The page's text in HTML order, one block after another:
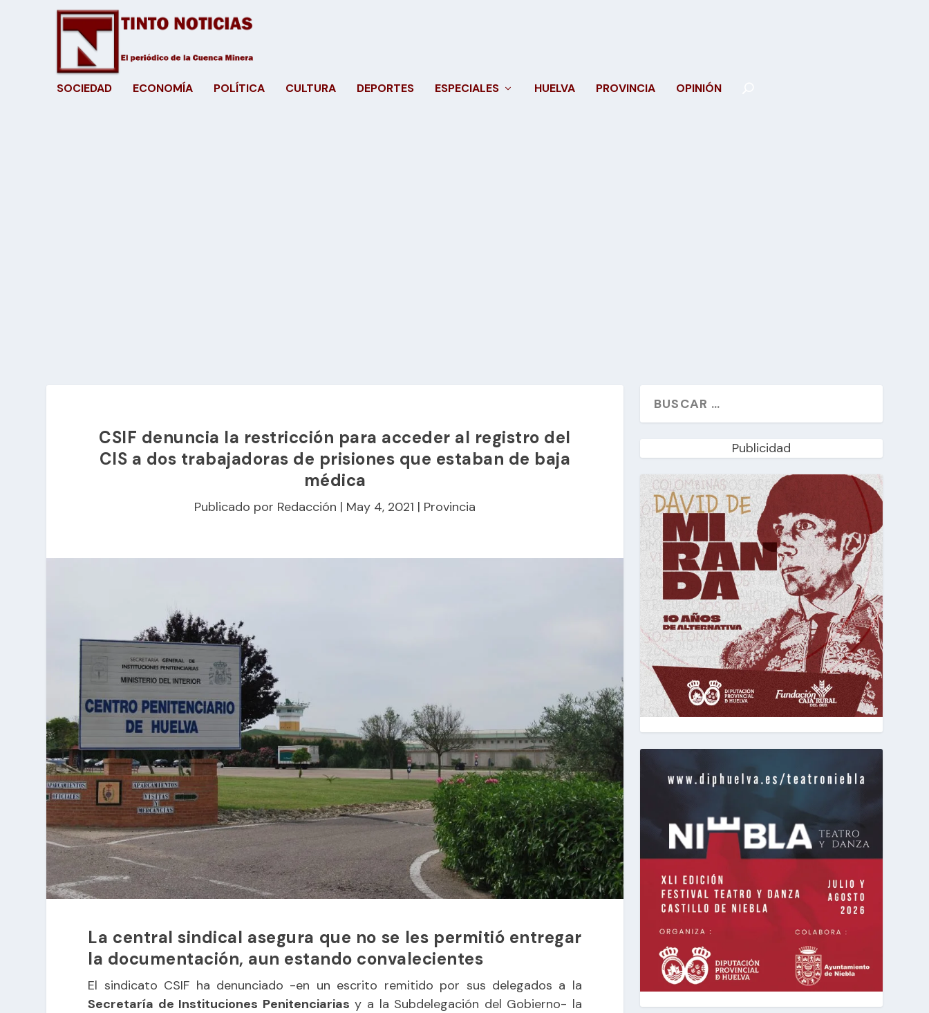
SOCIEDAD ECONOMÍA POLÍTICA CULTURA DEPORTES ESPECIALES HUELVA PROVINCIA OPINIÓN
CSIF denuncia la restricción para acceder al registro del
CIS a dos trabajadoras de prisiones que estaban de baja
médica
Publicado por Redacción | May 4, 2021 | Provincia
La central sindical asegura que no se les permitió entregar
la documentación, aun estando convalecientes
El sindicato CSIF ha denunciado -en un escrito remitido por sus delegados a la
Secretaría de Instituciones Penitenciarias y a la Subdelegación del Gobierno- la
Publicidad